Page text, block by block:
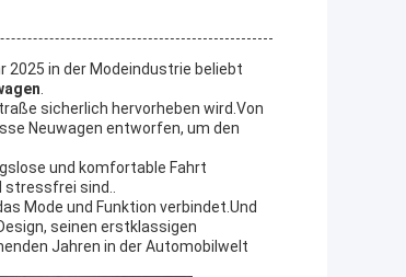
2025 in der Modeindustrie beliebt
.
sicherlich hervorheben wird.Von
Neuwagen entworfen, um den
und komfortable Fahrt
stressfrei sind..
Mode und Funktion verbindet.Und
seinen erstklassigen
Jahren in der Automobilwelt